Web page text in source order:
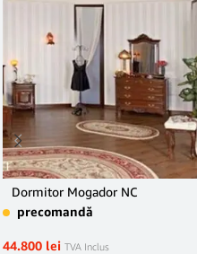
Dormitor Mogador NC
precomandă
44.800 lei TVA Inclus